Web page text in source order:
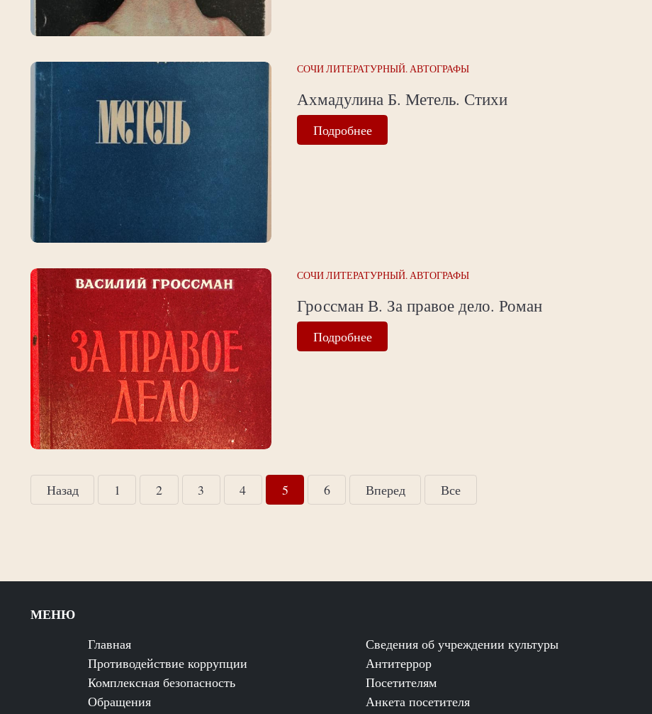
СОЧИ ЛИТЕРАТУРНЫЙ. АВТОГРАФЫ
Ахмадулина Б. Метель. Стихи
Подробнее
СОЧИ ЛИТЕРАТУРНЫЙ. АВТОГРАФЫ
Гроссман В. За правое дело. Роман
Подробнее
Назад 1 2 3 4 5 6 Вперед Все
МЕНЮ
Главная
Сведения об учреждении культуры
Противодействие коррупции
Антитеррор
Комплексная безопасность
Посетителям
Обращения
Анкета посетителя